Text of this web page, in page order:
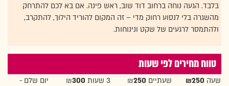
בלבד. הגעה נוחה ברחוב דוד שוב, ראש פינה. אם בא לכם להתרחק
מהשגרה בלי לנסוע רחוק מדי – זה המקום להוריד הילוך, להתקרב,
ולהתמסר לרגעים של שקט ונינוחות.
טווח מחירים לפי שעות
שעה ₪250 שעתיים ₪ 250 3 שעות ₪ 300
יום שלם -